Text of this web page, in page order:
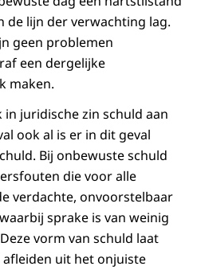
de lijn der verwachting lag.
geen problemen
een dergelijke
maken.
juridische zin schuld aan
ook al is er in dit geval
Bij onbewuste schuld
die voor alle
verdachte, onvoorstelbaar
sprake is van weinig
vorm van schuld laat
uit het onjuiste